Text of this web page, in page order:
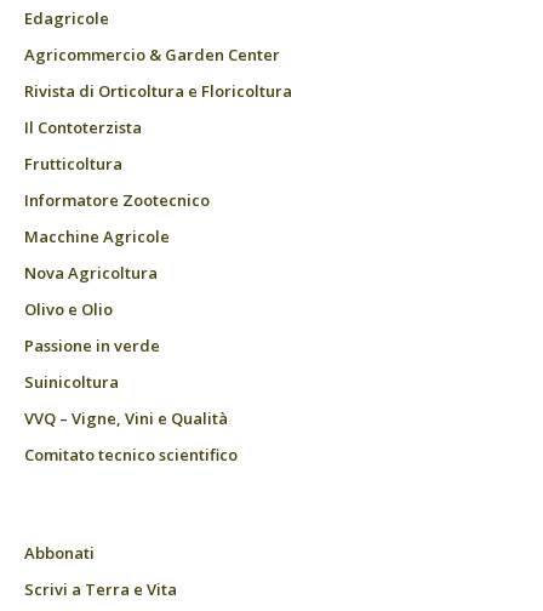
Edagricole
Agricommercio & Garden Center
Rivista di Orticoltura e Floricoltura
Il Contoterzista
Frutticoltura
Informatore Zootecnico
Macchine Agricole
Nova Agricoltura
Olivo e Olio
Passione in verde
Suinicoltura
VVQ – Vigne, Vini e Qualità
Comitato tecnico scientifico
Abbonati
Scrivi a Terra e Vita